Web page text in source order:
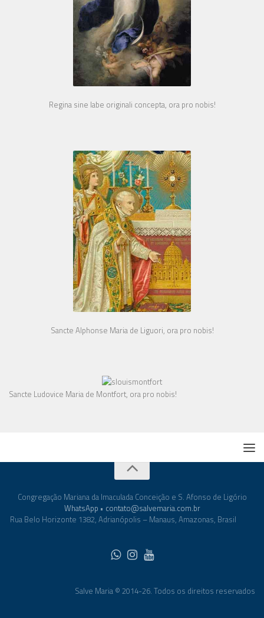
Regina sine labe originali concepta, ora pro nobis!
Sancte Alphonse Maria de Liguori, ora pro nobis!
Sancte Ludovice Maria de Montfort, ora pro nobis!
Congregação Mariana da Imaculada Conceição e S. Afonso de Ligório
WhatsApp • contato@salvemaria.com.br
Rua Belo Horizonte 1382, Adrianópolis – Manaus, Amazonas, Brasil
Salve Maria © 2014-26. Todos os direitos reservados